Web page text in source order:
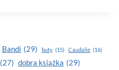
Bandi (29) buty (15) Caudalie (16)
(27) dobra książka (29)